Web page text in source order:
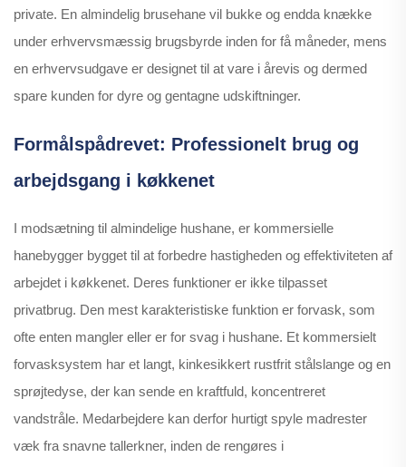
private. En almindelig brusehane vil bukke og endda knække
under erhvervsmæssig brugsbyrde inden for få måneder, mens
en erhvervsudgave er designet til at vare i årevis og dermed
spare kunden for dyre og gentagne udskiftninger.
Formålspådrevet: Professionelt brug og
arbejdsgang i køkkenet
I modsætning til almindelige hushane, er kommersielle
hanebygger bygget til at forbedre hastigheden og effektiviteten af
arbejdet i køkkenet. Deres funktioner er ikke tilpasset
privatbrug. Den mest karakteristiske funktion er forvask, som
ofte enten mangler eller er for svag i hushane. Et kommersielt
forvasksystem har et langt, kinkesikkert rustfrit stålslange og en
sprøjtedyse, der kan sende en kraftfuld, koncentreret
vandstråle. Medarbejdere kan derfor hurtigt spyle madrester
væk fra snavne tallerkner, inden de rengøres i